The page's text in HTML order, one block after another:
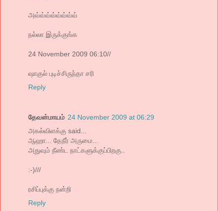
அவ்வ்வ்வ்வ்வ்வ்வ்
நல்லா இருக்குங்க
24 November 2009 06:10//
ஷாகுல் புடிச்சிருந்தா சரி
Reply
தேவன்மாயம் 24 November 2009 at 06:29
அகல்விளக்கு said...
ஆஹா... தேநீர் அருமை...
அதுவும் நீண்ட நாட்களுக்குப்பிறகு..
:-)///
ரசிப்புக்கு நன்றி
Reply